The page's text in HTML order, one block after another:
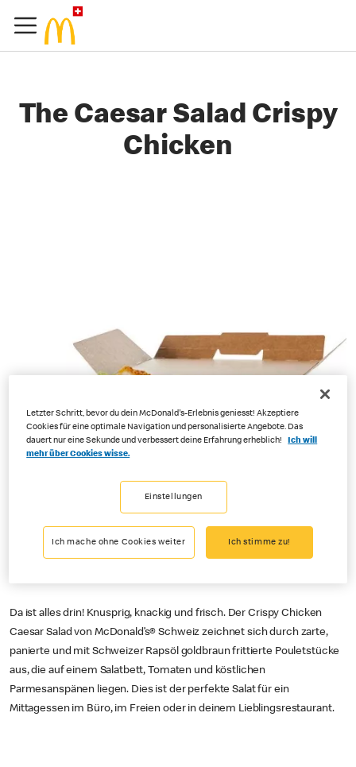
The Caesar Salad Crispy
Chicken
Da ist alles drin! Knusprig, knackig und frisch. Der Crispy Chicken
Caesar Salad von McDonald’s® Schweiz zeichnet sich durch zarte,
panierte und mit Schweizer Rapsöl goldbraun frittierte Pouletstücke
aus, die auf einem Salatbett, Tomaten und köstlichen
Parmesanspänen liegen. Dies ist der perfekte Salat für ein
Mittagessen im Büro, im Freien oder in deinem Lieblingsrestaurant.
Letzter Schritt, bevor du dein McDonald's-Erlebnis geniesst! Akzeptiere
Cookies für eine optimale Navigation und personalisierte Angebote. Das
dauert nur eine Sekunde und verbessert deine Erfahrung erheblich!
Ich will
mehr über Cookies wisse.
Einstellungen
Ich mache ohne Cookies weiter Ich stimme zu!